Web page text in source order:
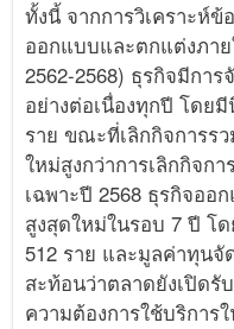
ทั้งนี้ จากการวิเคราะห์
ออกแบบและตกแต่งภา
2562-2568) ธุรกิจมีการ
อย่างต่อเนื่องทุกปี โดย
ราย ขณะที่เลิกกิจการร
ใหม่สูงกว่าการเลิกกิจก
เฉพาะปี 2568 ธุรกิจอ
สูงสุดใหม่ในรอบ 7 ปี โ
512 ราย และมูลค่าทุนจั
สะท้อนว่าตลาดยังเปิดรั
ความต้องการใช้บริการ